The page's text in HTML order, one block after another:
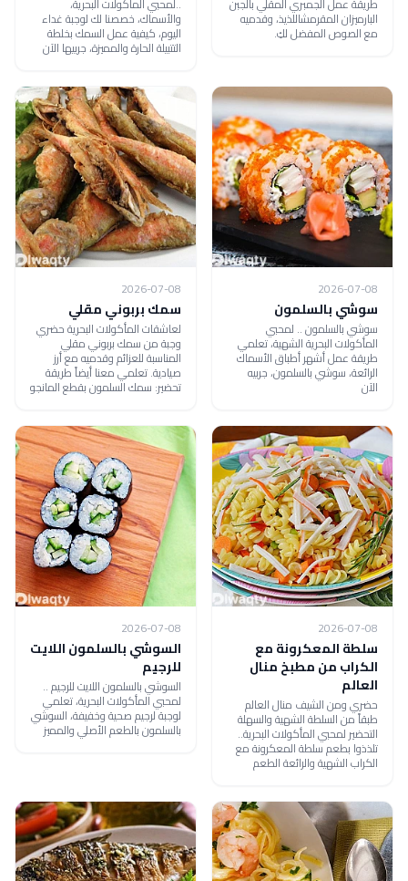
البارميزان المقرمشاللذيذ، وقدميه
مع الصوص المفضل لكِ.
والأسماك، خصصنا لك لوجبة غداء
اليوم، كيفية عمل السمك بخلطة
التتبيلة الحارة والمميزة، جربيها الآن
2026-07-08
سوشي بالسلمون
سوشي بالسلمون .. لمحبي
المأكولات البحرية الشهية، تعلمي
طريقة عمل أشهر أطباق الأسماك
الرائعة، سوشي بالسلمون، جربيه
الآن
2026-07-08
سمك بربوني مقلي
لعاشقات المأكولات البحرية حضري
وجبة من سمك بربوني مقلي
المناسبة للعزائم وقدميه مع أرز
صيادية. تعلمي معنا أيضاً طريقة
تحضير: سمك السلمون بقطع المانجو
2026-07-08
سلطة المعكرونة مع
الكراب من مطبخ منال
العالم
حضري ومن الشيف منال العالم
طبقاً من السلطة الشهية والسهلة
التحضير لمحبي المأكولات البحرية..
تلذذوا بطعم سلطة المعكرونة مع
الكراب الشهية والرائعة الطعم
2026-07-08
السوشي بالسلمون اللايت
للرجيم
السوشي بالسلمون اللايت للرجيم ..
لمحبي المأكولات البحرية، تعلمي
لوجبة لرجيم صحية وخفيفة، السوشي
بالسلمون بالطعم الأصلي والمميز